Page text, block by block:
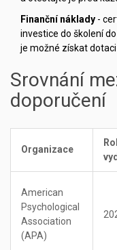
Finanční náklady -
investice do školení
je možné získat
Srovnání
doporučení
Organizace
American
Psychological
Association
(APA)